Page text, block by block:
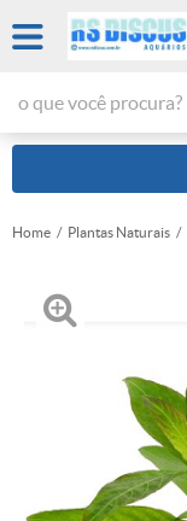
Home Plantas Naturais